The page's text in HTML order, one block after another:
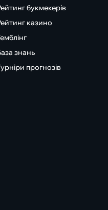
букмекерів
казино
знань
прогнозів